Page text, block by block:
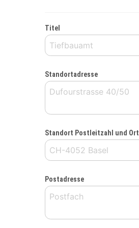
Titel
Standortadresse
Standort Postleitzahl und Ort
Postadresse